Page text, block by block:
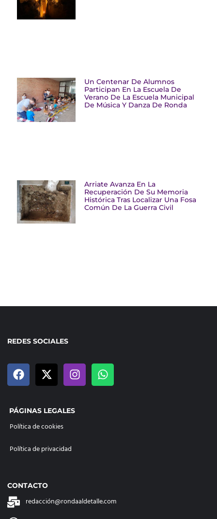
Un Centenar De Alumnos
Participan En La Escuela De
Verano De La Escuela Municipal
De Música Y Danza De Ronda
Arriate Avanza En La
Recuperación De Su Memoria
Histórica Tras Localizar Una Fosa
Común De La Guerra Civil
REDES SOCIALES
PÁGINAS LEGALES
Política de cookies
Política de privacidad
CONTACTO
redacción@rondaaldetalle.com